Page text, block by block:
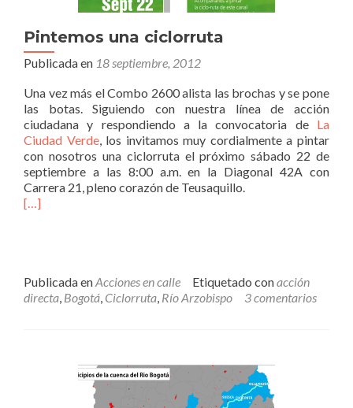
Pintemos una ciclorruta
Publicada en 18 septiembre, 2012
Una vez más el Combo 2600 alista las brochas y se pone
las botas. Siguiendo con nuestra línea de acción
ciudadana y respondiendo a la convocatoria de La
Ciudad Verde, los invitamos muy cordialmente a pintar
con nosotros una ciclorruta el próximo sábado 22 de
septiembre a las 8:00 a.m. en la Diagonal 42A con
Carrera 21, pleno corazón de Teusaquillo.
[…]
Publicada enAcciones en calle Etiquetado conacción
directa, Bogotá, Ciclorruta, Río Arzobispo 3 comentarios